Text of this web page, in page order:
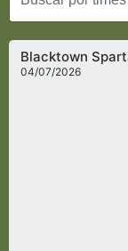
Blacktown
04/07/2026